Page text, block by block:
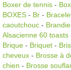
Boxer de tennis -
BOXES - Br -
caoutchouc - Brandie
Alsacienne 60 toasts
Brique - Briquet -
cheveux - Brosse à
chien - Brosse